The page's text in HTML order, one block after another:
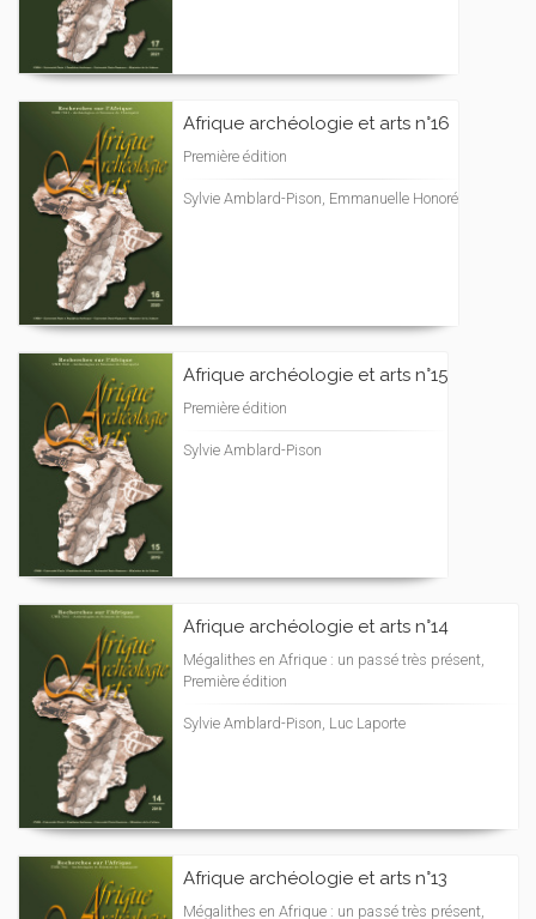
Afrique archéologie et arts n°16
Première édition
Sylvie Amblard-Pison, Emmanuelle Honoré
Afrique archéologie et arts n°15
Première édition
Sylvie Amblard-Pison
Afrique archéologie et arts n°14
Mégalithes en Afrique : un passé très présent,
Première édition
Sylvie Amblard-Pison, Luc Laporte
Afrique archéologie et arts n°13
Mégalithes en Afrique : un passé très présent,